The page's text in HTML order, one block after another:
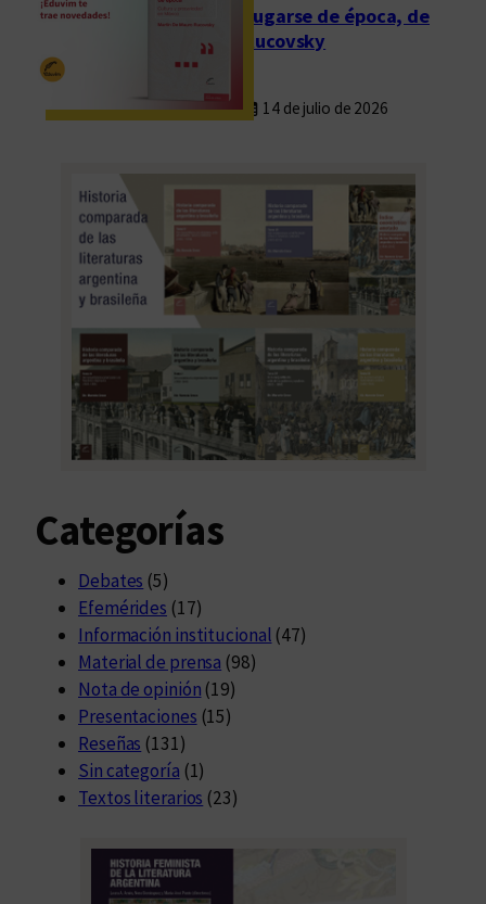
Fugarse de época, de
Rucovsky
14 de julio de 2026
Categorías
Debates (5)
Efemérides (17)
Información institucional (47)
Material de prensa (98)
Nota de opinión (19)
Presentaciones (15)
Reseñas (131)
Sin categoría (1)
Textos literarios (23)